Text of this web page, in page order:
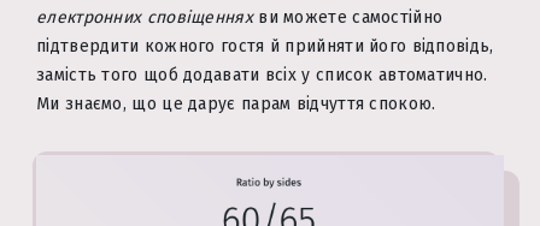
електронних сповіщенняхви можете самостійно
підтвердити кожного гостя й прийняти його відповідь,
замість того щоб додавати всіх у список автоматично.
Ми знаємо, що це дарує парам відчуття спокою.